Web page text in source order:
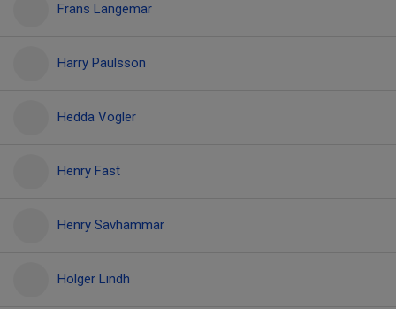
Frans Langemar
Harry Paulsson
Hedda Vögler
Henry Fast
Henry Sävhammar
Holger Lindh